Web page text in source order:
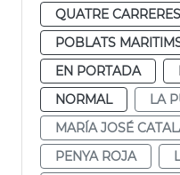
QUATRE CARRERES
POBLATS
EN PORTADA
NORMAL
LA
MARÍA JOSÉ
PENYA ROJA